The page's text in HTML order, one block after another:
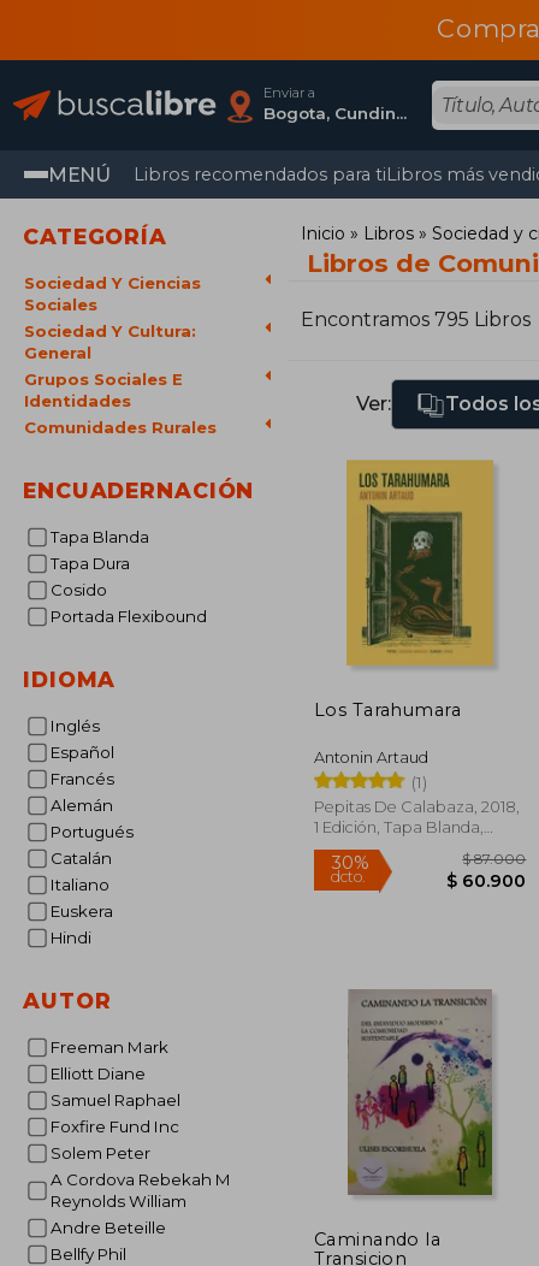
Enviar a
Bogota, Cundinamarca
MENÚ Libros recomendados para tiLibros más
CATEGORÍA
Sociedad Y Ciencias
Sociales
Sociedad Y Cultura:
General
Grupos Sociales E
Identidades
Comunidades Rurales
ENCUADERNACIÓN
Tapa Blanda
Tapa Dura
Cosido
Portada Flexibound
IDIOMA
Inglés
Español
Francés
Alemán
Portugués
Catalán
Italiano
Euskera
Hindi
AUTOR
Freeman Mark
Elliott Diane
Samuel Raphael
Foxfire Fund Inc
Solem Peter
A Cordova Rebekah M
Reynolds William
Andre Beteille
Bellfy Phil
Inicio Libros Sociedad y
Libros de
Encontramos 795 Libros
Ver: Todos
Los Tarahumara
Antonin Artaud
(1)
Pepitas De Calabaza, 2018,
1 Edición, Tapa Blanda,
Nuevo
Caminando la
Transicion